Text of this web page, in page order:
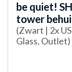
be quiet!
tower
(Zwart | 2x
Glass, Outlet)